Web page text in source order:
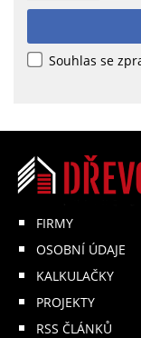
Souhlas se
FIRMY
OSOBNÍ ÚDAJE
KALKULAČKY
PROJEKTY
RSS ČLÁNKŮ